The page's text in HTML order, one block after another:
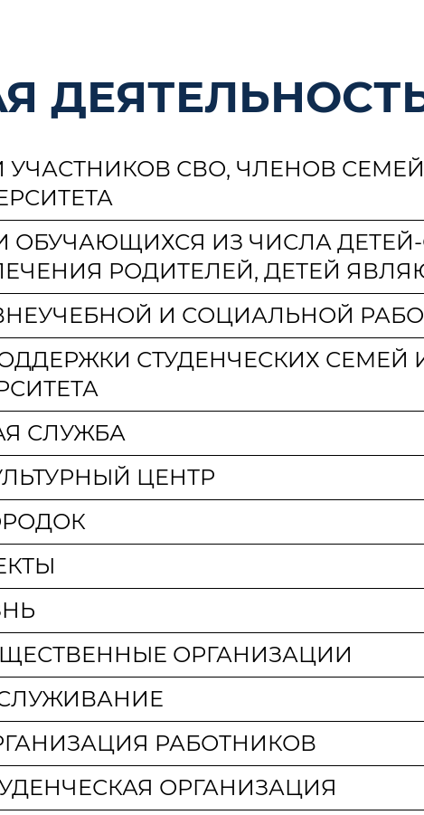
СВО, ЧЛЕНОВ
ИЗ ЧИСЛА ДЕТЕЙ-
РОДИТЕЛЕЙ, ДЕТЕЙ
И СОЦИАЛЬНОЙ
СТУДЕНЧЕСКИХ
СЛУЖБА
ЦЕНТР
ОРГАНИЗАЦИИ
РАБОТНИКОВ
ОРГАНИЗАЦИЯ